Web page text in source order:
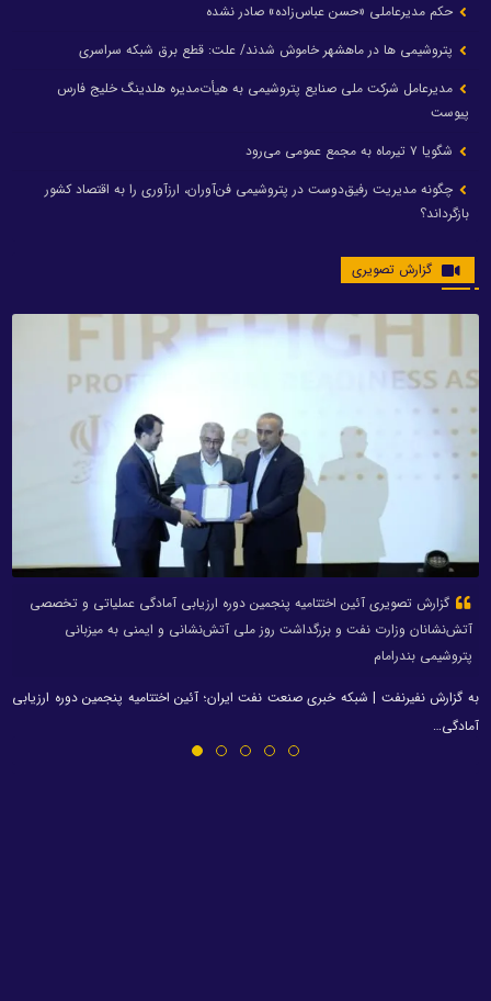
حکم مدیرعاملی «حسن عباس‌زاده» صادر نشده
پتروشیمی ها در ماهشهر خاموش شدند/ علت: قطع برق شبکه سراسری
مدیرعامل شرکت ملی صنایع پتروشیمی به هیأت‌مدیره هلدینگ خلیج فارس
پیوست
شگویا ۷ تیرماه به مجمع عمومی می‌رود
چگونه مدیریت رفیق‌دوست در پتروشیمی فن‌آوران، ارزآوری را به اقتصاد کشور
بازگرداند؟
گزارش تصویری
گزارش تصویری آئین اختتامیه پنجمین دوره ارزیابی آمادگی عملیاتی و تخصصی
آتش‌نشانان وزارت نفت و بزرگداشت روز ملی آتش‌نشانی و ایمنی به میزبانی
پتروشیمی بندرامام
به گزارش نفیرنفت | شبکه خبری صنعت نفت ایران؛ آئین اختتامیه پنجمین دوره ارزیابی
آمادگی…